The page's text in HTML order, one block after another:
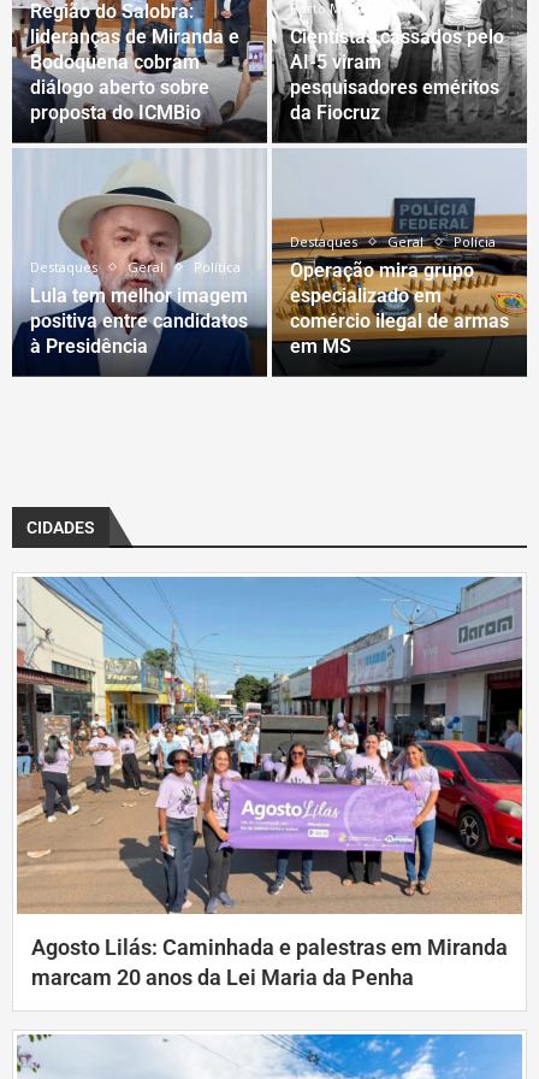
Região do Salobra:
lideranças de Miranda e
Bodoquena cobram
diálogo aberto sobre
proposta do ICMBio
Porto Murtinho
Cientistas cassados pelo
AI-5 viram
pesquisadores eméritos
da Fiocruz
Destaques Geral Política
Lula tem melhor imagem
positiva entre candidatos
à Presidência
Destaques Geral Polícia
Operação mira grupo
especializado em
comércio ilegal de armas
em MS
CIDADES
Agosto Lilás: Caminhada e palestras em Miranda
marcam 20 anos da Lei Maria da Penha